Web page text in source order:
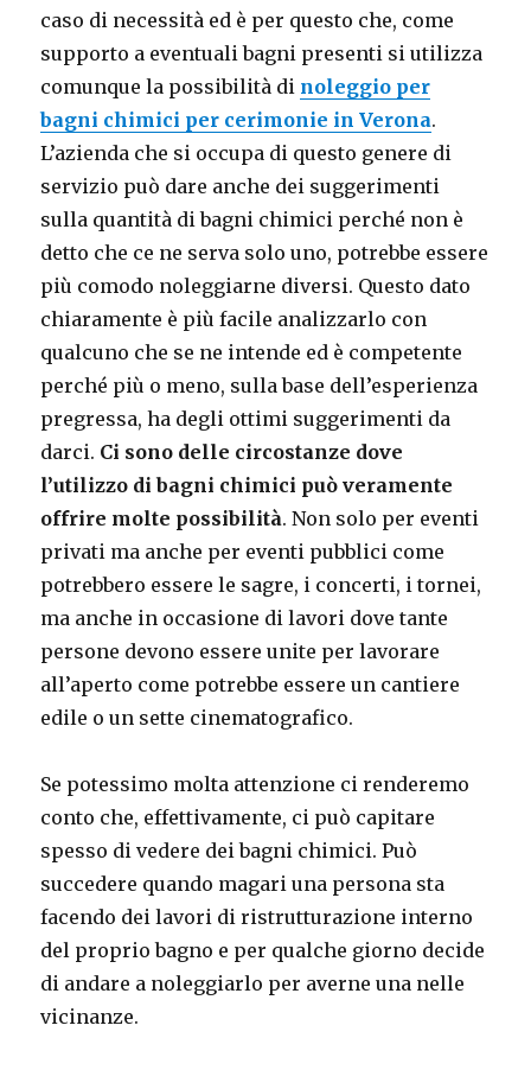
caso di necessità ed è per questo che, come
supporto a eventuali bagni presenti si utilizza
comunque la possibilità di noleggio per
bagni chimici per cerimonie in Verona.
L’azienda che si occupa di questo genere di
servizio può dare anche dei suggerimenti
sulla quantità di bagni chimici perché non è
detto che ce ne serva solo uno, potrebbe essere
più comodo noleggiarne diversi. Questo dato
chiaramente è più facile analizzarlo con
qualcuno che se ne intende ed è competente
perché più o meno, sulla base dell’esperienza
pregressa, ha degli ottimi suggerimenti da
darci. Ci sono delle circostanze dove
l’utilizzo di bagni chimici può veramente
offrire molte possibilità. Non solo per eventi
privati ma anche per eventi pubblici come
potrebbero essere le sagre, i concerti, i tornei,
ma anche in occasione di lavori dove tante
persone devono essere unite per lavorare
all’aperto come potrebbe essere un cantiere
edile o un sette cinematografico.
Se potessimo molta attenzione ci renderemo
conto che, effettivamente, ci può capitare
spesso di vedere dei bagni chimici. Può
succedere quando magari una persona sta
facendo dei lavori di ristrutturazione interno
del proprio bagno e per qualche giorno decide
di andare a noleggiarlo per averne una nelle
vicinanze.